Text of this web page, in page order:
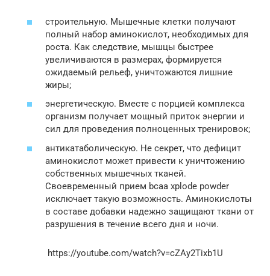
строительную. Мышечные клетки получают
полный набор аминокислот, необходимых для
роста. Как следствие, мышцы быстрее
увеличиваются в размерах, формируется
ожидаемый рельеф, уничтожаются лишние
жиры;
энергетическую. Вместе с порцией комплекса
организм получает мощный приток энергии и
сил для проведения полноценных тренировок;
антикатаболическую. Не секрет, что дефицит
аминокислот может привести к уничтожению
собственных мышечных тканей.
Своевременный прием bcaa xplode powder
исключает такую возможность. Аминокислоты
в составе добавки надежно защищают ткани от
разрушения в течение всего дня и ночи.
https://youtube.com/watch?v=cZAy2Tixb1U